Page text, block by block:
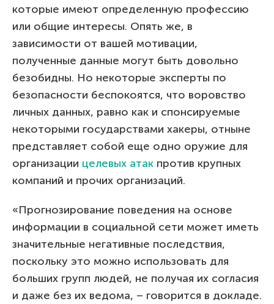
которые имеют определенную профессию
или общие интересы. Опять же, в
зависимости от вашей мотивации,
полученные данные могут быть довольно
безобидны. Но некоторые эксперты по
безопасности беспокоятся, что воровство
личных данных, равно как и спонсируемые
некоторыми государствами хакеры, отныне
представляет собой еще одно оружие для
организации целевых атак против крупных
компаний и прочих организаций.
«Прогнозирование поведения на основе
информации в социальной сети может иметь
значительные негативные последствия,
поскольку это можно использовать для
больших групп людей, не получая их согласия
и даже без их ведома, – говорится в докладе.